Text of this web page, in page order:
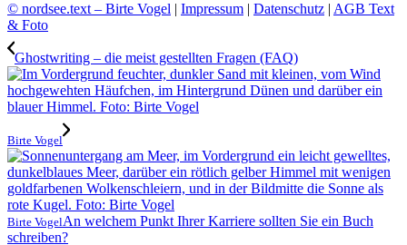
© nordsee.text – Birte Vogel | Impressum | Datenschutz | AGB Text
& Foto
Ghostwriting – die meist gestellten Fragen (FAQ)
Birte Vogel
Birte VogelAn welchem Punkt Ihrer Karriere sollten Sie ein Buch
schreiben?